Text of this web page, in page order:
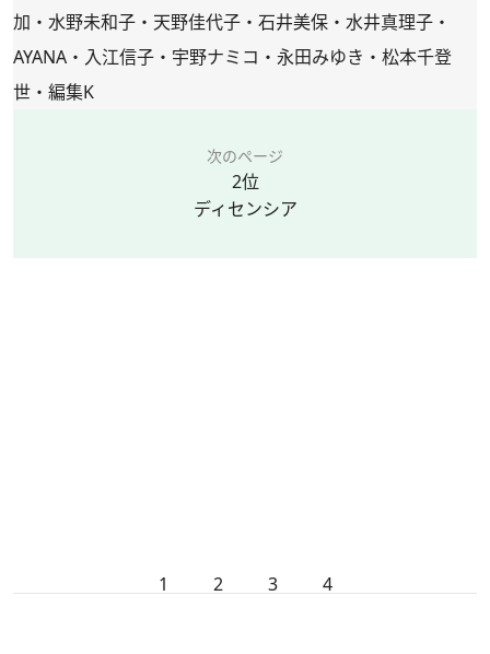
加・水野未和子・天野佳代子・石井美保・水井真理子・
AYANA・入江信子・宇野ナミコ・永田みゆき・松本千登
世・編集K
次のページ
2位
ディセンシア
1 2 3 4